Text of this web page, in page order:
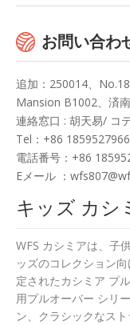
お問い合わ
追加：250014、
Mansion B1002、済
連絡窓口 : 胡天易/ コ
Tel：+86
電話番号：+86
Eメール ：
キッズ カシ
WFS カシミアは、子
ッズのコレクション
定されたカシミア プ
用プルオーバー シリ
ン、クラシックなス